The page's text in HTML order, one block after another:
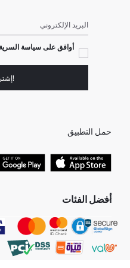
البريد الإلكتروني
أوافق على سياسة السرية
حمل التطبيق
أفضل الفئات
جميع متاجرنا
هدايا عيد الحب
البلوفر النسائية
بلوفر رجالي